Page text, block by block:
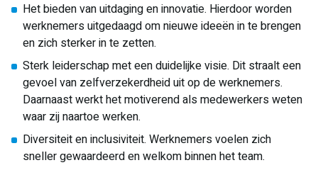
Het bieden van uitdaging en innovatie. Hierdoor worden
werknemers uitgedaagd om nieuwe ideeën in te brengen
en zich sterker in te zetten.
Sterk leiderschap met een duidelijke visie. Dit straalt een
gevoel van zelfverzekerdheid uit op de werknemers.
Daarnaast werkt het motiverend als medewerkers weten
waar zij naartoe werken.
Diversiteit en inclusiviteit. Werknemers voelen zich
sneller gewaardeerd en welkom binnen het team.